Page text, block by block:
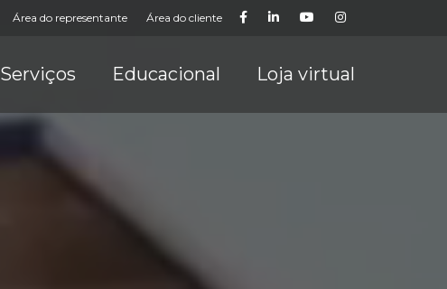
Área do representante Área do cliente
Serviços Educacional Loja virtual